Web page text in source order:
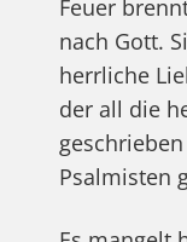
Feuer
nach Gott.
herrliche
der all die
geschrieben
Psalmisten